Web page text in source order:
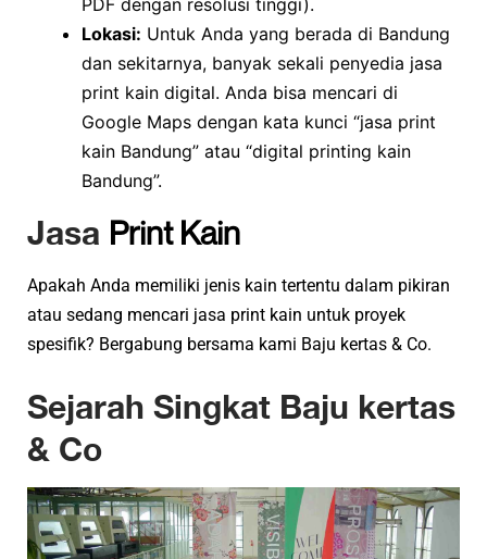
PDF dengan resolusi tinggi).
Lokasi: Untuk Anda yang berada di Bandung
dan sekitarnya, banyak sekali penyedia jasa
print kain digital. Anda bisa mencari di
Google Maps dengan kata kunci “jasa print
kain Bandung” atau “digital printing kain
Bandung”.
Jasa Print Kain
Apakah Anda memiliki jenis kain tertentu dalam pikiran
atau sedang mencari jasa print kain untuk proyek
spesifik? Bergabung bersama kami Baju kertas & Co.
Sejarah Singkat Baju kertas
& Co